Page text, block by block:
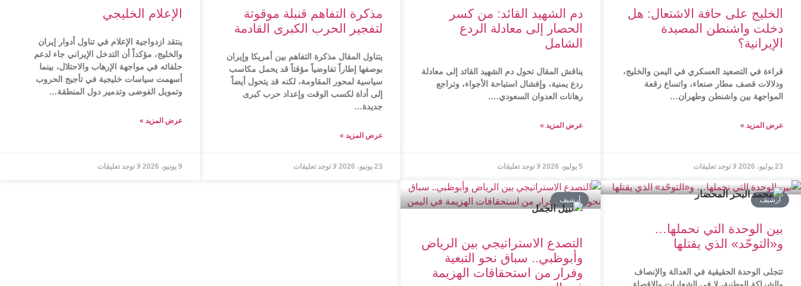
الخليج على حافة الاشتعال: هل
دخلت واشنطن المصيدة
الإيرانية؟
قراءة في التصعيد العسكري في اليمن والخليج،
ودلالات قصف مطار صنعاء، واتساع رقعة
المواجهة بين واشنطن وطهران…
عرض المزید »
23 يوليو، 2026 لا توجد تعليقات
دم الشهيد القائد: من كسر
الحصار إلى معادلة الردع
الشامل
يناقش المقال تحول دم الشهيد القائد إلى معادلة
ردع يمنية، وإفشال استباحة الأجواء، وتراجع
رهانات العدوان السعودي….
عرض المزید »
5 يوليو، 2026 لا توجد تعليقات
مذكرة التفاهم قنبلة موقوتة
لتفجير الحرب الكبرى القادمة
يتناول المقال مذكرة التفاهم بين أمريكا وإيران
بوصفها إطاراً تفاوضياً مؤقتاً قد يحمل مكاسب
سياسية لمحور المقاومة، لكنه قد يتحول أيضاً
إلى أداة لكسب الوقت وإعداد حرب كبرى
جديدة…
عرض المزید »
23 يونيو، 2026 لا توجد تعليقات
الإعلام الخليجي
ينتقد ازدواجية الإعلام في تناول أدوار إيران
والخليج، مؤكداً أن التدخل الإيراني جاء لدعم
حلفائه في مواجهة الإرهاب والاحتلال، بينما
أسهمت سياسات خليجية في تأجيج الحروب
وتمويل الفوضى وتدمير دول المنطقة…
عرض المزید »
9 يونيو، 2026 لا توجد تعليقات
أرشیف
بين الوحدة التي نحملها…
و«التوحّد» الذي يقتلها
تتجلى الوحدة الحقيقية في العدالة والإنصاف
أرشیف
التصدع الاستراتيجي بين الرياض
وأبوظبي.. سباق نحو التبعية
وفرار من استحقاقات الهزيمة